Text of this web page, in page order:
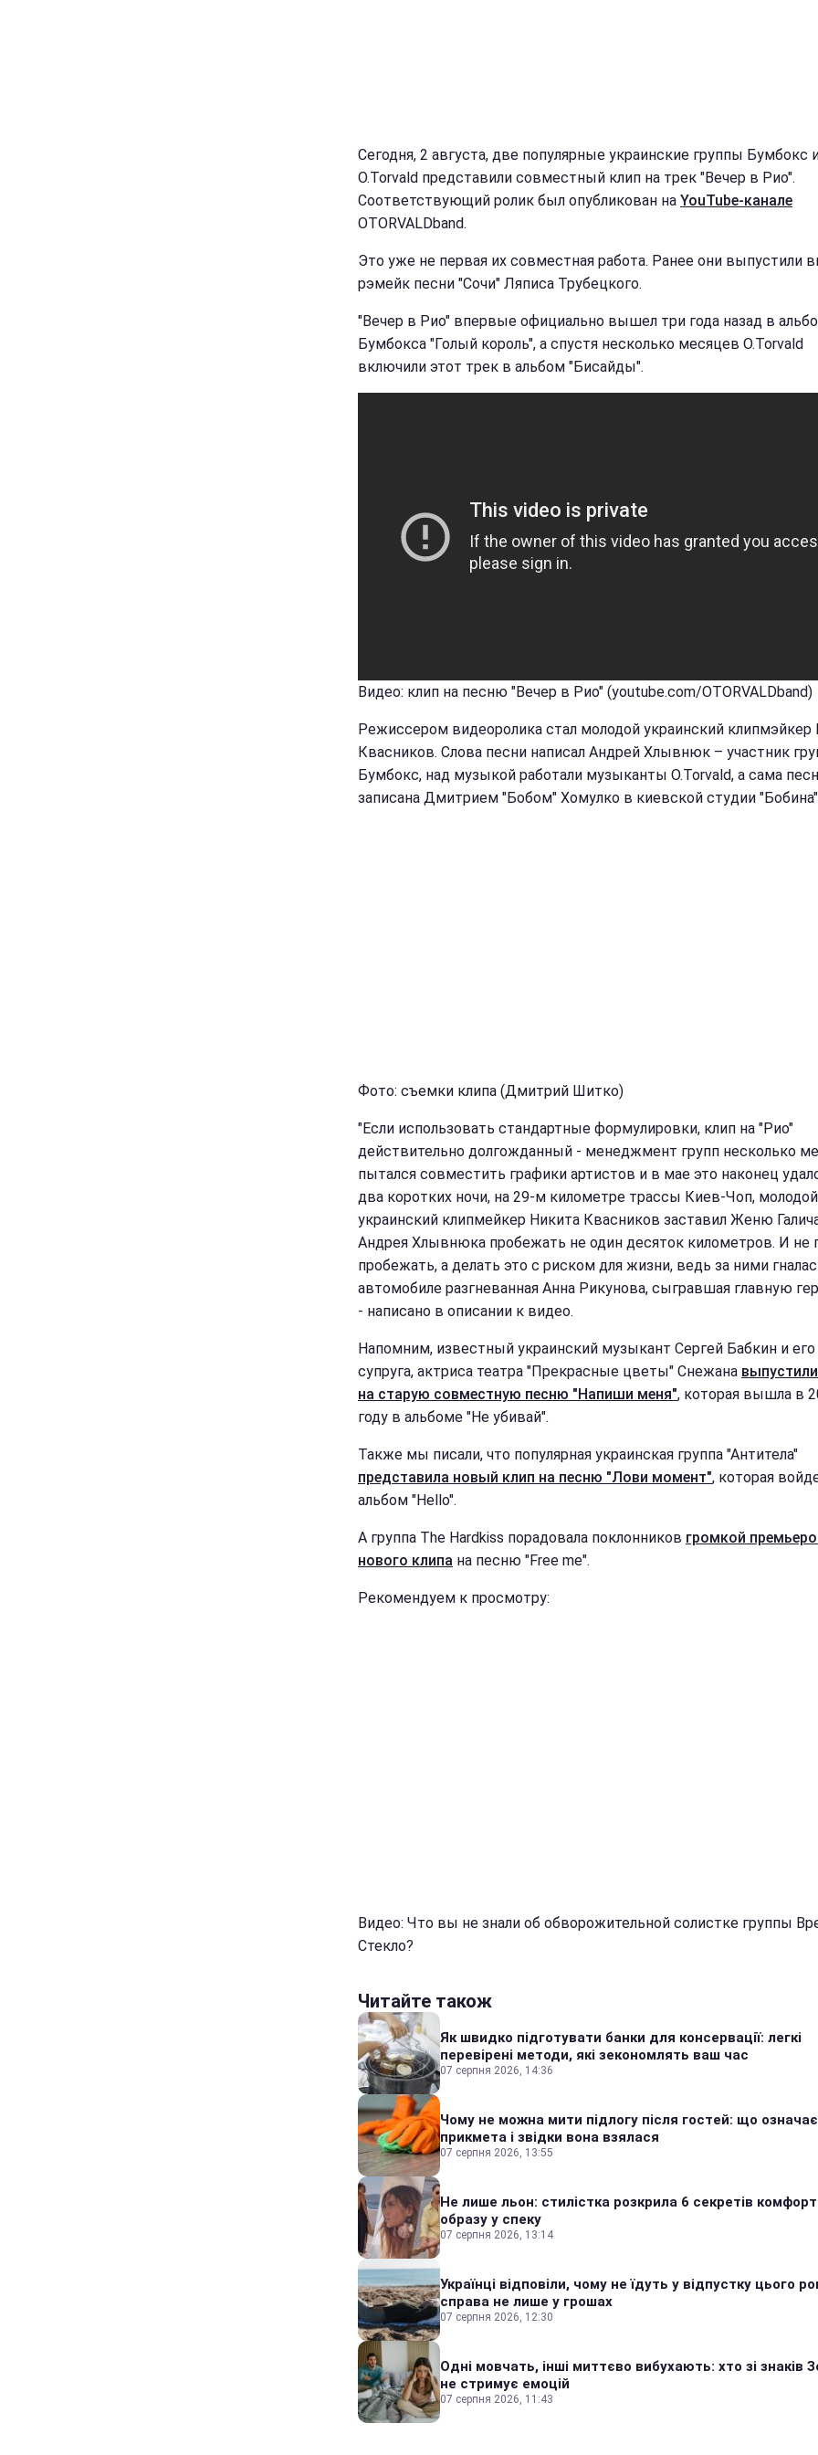
Сегодня, 2 августа, две популярные украинские группы Бумбокс
O.Torvald представили совместный клип на трек "Вечер в Рио".
Соответствующий ролик был опубликован на YouTube-канале
OTORVALDband.
Это уже не первая их совместная работа. Ранее они выпустили
рэмейк песни "Сочи" Ляписа Трубецкого.
"Вечер в Рио" впервые официально вышел три года назад в
Бумбокса "Голый король", а спустя несколько месяцев O.Torvald
включили этот трек в альбом "Бисайды".
Видео: клип на песню "Вечер в Рио" (youtube.com/OTORVALDband)
Режиссером видеоролика стал молодой украинский клипмэйкер
Квасников. Слова песни написал Андрей Хлывнюк – участник
Бумбокс, над музыкой работали музыканты O.Torvald, а сама
записана Дмитрием "Бобом" Хомулко в киевской студии
Фото: съемки клипа (Дмитрий Шитко)
"Если использовать стандартные формулировки, клип на "Рио"
действительно долгожданный - менеджмент групп несколько
пытался совместить графики артистов и в мае это наконец
два коротких ночи, на 29-м километре трассы Киев-Чоп, молодой
украинский клипмейкер Никита Квасников заставил Женю
Андрея Хлывнюка пробежать не один десяток километров. И не
пробежать, а делать это с риском для жизни, ведь за ними
автомобиле разгневанная Анна Рикунова, сыгравшая главную
- написано в описании к видео.
Напомним, известный украинский музыкант Сергей Бабкин и его
супруга, актриса театра "Прекрасные цветы" Снежана
на старую совместную песню "Напиши меня", которая вышла в
году в альбоме "Не убивай".
Также мы писали, что популярная украинская группа "Антитела"
представила новый клип на песню "Лови момент", которая
альбом "Hello".
А группа The Hardkiss порадовала поклонников громкой
нового клипа на песню "Free me".
Рекомендуем к просмотру:
Видео: Что вы не знали об обворожительной солистке группы
Стекло?
Читайте також
Як швидко підготувати банки для консервації: легкі
перевірені методи, які зекономлять ваш час
07 серпня 2026, 14:36
Чому не можна мити підлогу після гостей: що
прикмета і звідки вона взялася
07 серпня 2026, 13:55
Не лише льон: стилістка розкрила 6 секретів
образу у спеку
07 серпня 2026, 13:14
Українці відповіли, чому не їдуть у відпустку цього
справа не лише у грошах
07 серпня 2026, 12:30
Одні мовчать, інші миттєво вибухають: хто зі знаків
не стримує емоцій
07 серпня 2026, 11:43